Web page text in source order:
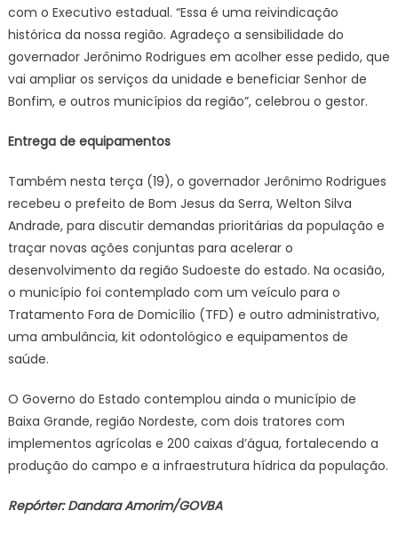
com o Executivo estadual. “Essa é uma reivindicação
histórica da nossa região. Agradeço a sensibilidade do
governador Jerônimo Rodrigues em acolher esse pedido, que
vai ampliar os serviços da unidade e beneficiar Senhor de
Bonfim, e outros municípios da região”, celebrou o gestor.
Entrega de equipamentos
Também nesta terça (19), o governador Jerônimo Rodrigues
recebeu o prefeito de Bom Jesus da Serra, Welton Silva
Andrade, para discutir demandas prioritárias da população e
traçar novas ações conjuntas para acelerar o
desenvolvimento da região Sudoeste do estado. Na ocasião,
o município foi contemplado com um veículo para o
Tratamento Fora de Domicílio (TFD) e outro administrativo,
uma ambulância, kit odontológico e equipamentos de
saúde.
O Governo do Estado contemplou ainda o município de
Baixa Grande, região Nordeste, com dois tratores com
implementos agrícolas e 200 caixas d’água, fortalecendo a
produção do campo e a infraestrutura hídrica da população.
Repórter: Dandara Amorim/GOVBA